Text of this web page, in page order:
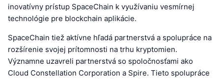
inovatívny prístup SpaceChain k využívaniu vesmírnej
technológie pre blockchain aplikácie.
SpaceChain tiež aktívne hľadá partnerstvá a spolupráce na
rozšírenie svojej prítomnosti na trhu kryptomien.
Významne uzavreli partnerstvá so spoločnosťami ako
Cloud Constellation Corporation a Spire. Tieto spolupráce